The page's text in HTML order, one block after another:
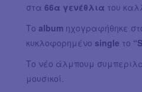
στα 66α γενέθλια του
Το album ηχογραφήθηκε
κυκλοφορημένο single το
Το νέο άλμπουμ
μουσικοί.